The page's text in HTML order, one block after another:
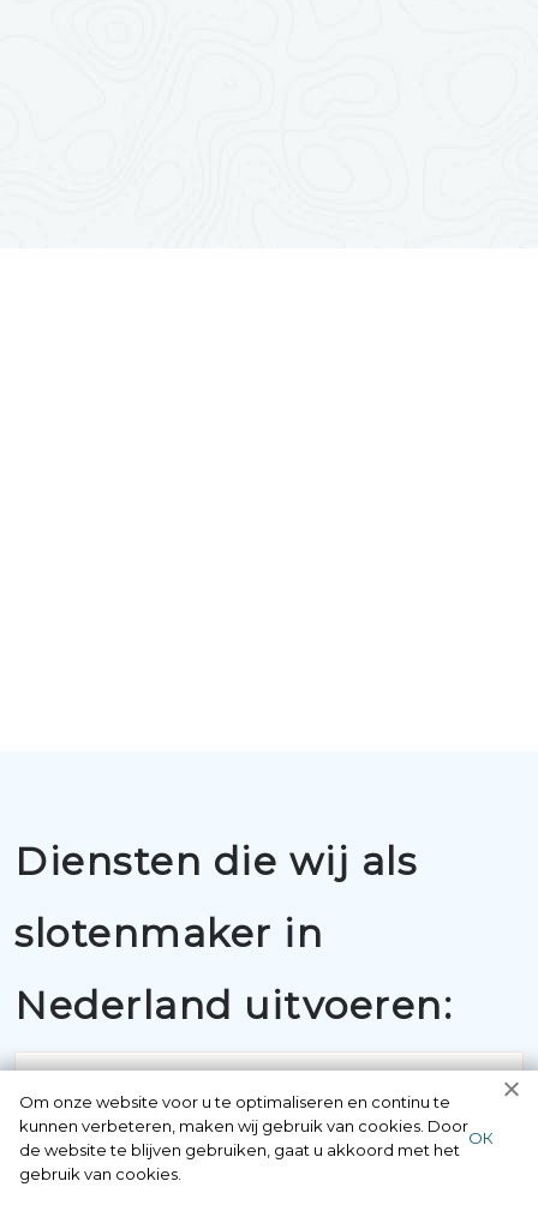
Diensten die wij als
slotenmaker in
Nederland uitvoeren:
Om onze website voor u te optimaliseren en continu te
kunnen verbeteren, maken wij gebruik van cookies. Door
de website te blijven gebruiken, gaat u akkoord met het
gebruik van cookies.
ОК